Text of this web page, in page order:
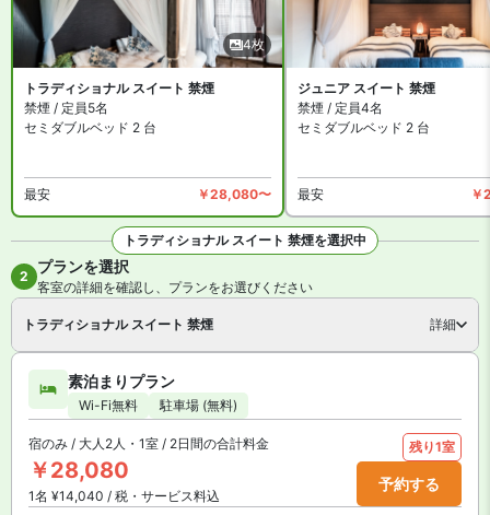
4枚
トラディショナル スイート 禁煙
禁煙 / 定員5名
セミダブルベッド 2 台
最安 ￥28,080〜
ジュニア スイート 禁煙
禁煙 / 定員4名
セミダブルベッド 2 台
最安
トラディショナル スイート 禁煙を選択中
2 プランを選択
客室の詳細を確認し、プランをお選びください
トラディショナル スイート 禁煙 詳細
素泊まりプラン
Wi-Fi無料 駐車場 (無料)
宿のみ / 大人2人・1室 / 2日間の合計料金
￥28,080
1名 ¥14,040 / 税・サービス料込
残り1室
予約する